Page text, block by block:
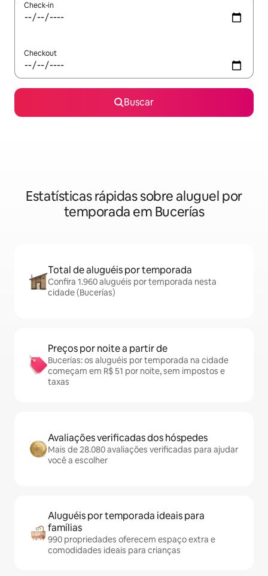
Check-in
Checkout
Buscar
Estatísticas rápidas sobre aluguel por
temporada em Bucerías
Total de aluguéis por temporada
Confira 1.960 aluguéis por temporada nesta
cidade (Bucerías)
Preços por noite a partir de
Bucerías: os aluguéis por temporada na cidade
começam em R$ 51 por noite, sem impostos e
taxas
Avaliações verificadas dos hóspedes
Mais de 28.080 avaliações verificadas para ajudar
você a escolher
Aluguéis por temporada ideais para
famílias
990 propriedades oferecem espaço extra e
comodidades ideais para crianças